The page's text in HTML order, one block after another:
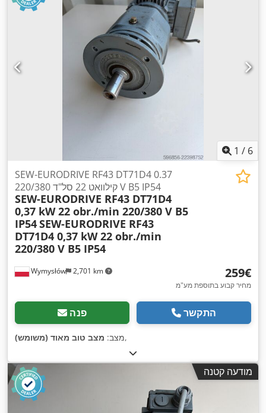
1 / 6
Wymysłów 2,701 km
SEW-EURODRIVE RF43 DT71D4 0.37
קילוואט 22 סל"ד 220/380 V B5 IP54
SEW-EURODRIVE RF43 DT71D4
0,37 kW 22 obr./min 220/380 V B5
IP54SEW-EURODRIVE RF43
DT71D4 0,37 kW 22 obr./min
220/380 V B5 IP54
‏259 ‏€
מחיר קבוע בתוספת מע"מ
פנה התקשר
מצב: מצב טוב מאוד (משומש) ,
מודעה קטנה